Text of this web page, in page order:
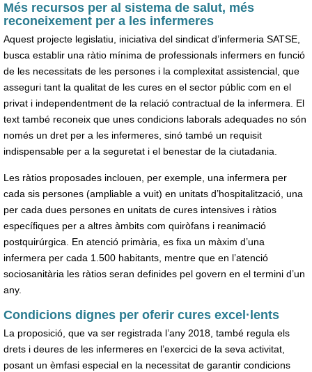
Més recursos per al sistema de salut, més
reconeixement per a les infermeres
Aquest projecte legislatiu, iniciativa del sindicat d’infermeria SATSE,
busca establir una ràtio mínima de professionals infermers en funció
de les necessitats de les persones i la complexitat assistencial, que
asseguri tant la qualitat de les cures en el sector públic com en el
privat i independentment de la relació contractual de la infermera. El
text també reconeix que unes condicions laborals adequades no són
només un dret per a les infermeres, sinó també un requisit
indispensable per a la seguretat i el benestar de la ciutadania.
Les ràtios proposades inclouen, per exemple, una infermera per
cada sis persones (ampliable a vuit) en unitats d’hospitalització, una
per cada dues persones en unitats de cures intensives i ràtios
específiques per a altres àmbits com quiròfans i reanimació
postquirúrgica. En atenció primària, es fixa un màxim d’una
infermera per cada 1.500 habitants, mentre que en l’atenció
sociosanitària les ràtios seran definides pel govern en el termini d’un
any.
Condicions dignes per oferir cures excel·lents
La proposició, que va ser registrada l’any 2018, també regula els
drets i deures de les infermeres en l’exercici de la seva activitat,
posant un èmfasi especial en la necessitat de garantir condicions